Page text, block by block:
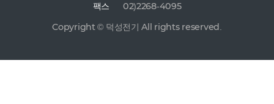
팩스
02)2268-4095
Copyright © 덕성전기 All rights reserved.